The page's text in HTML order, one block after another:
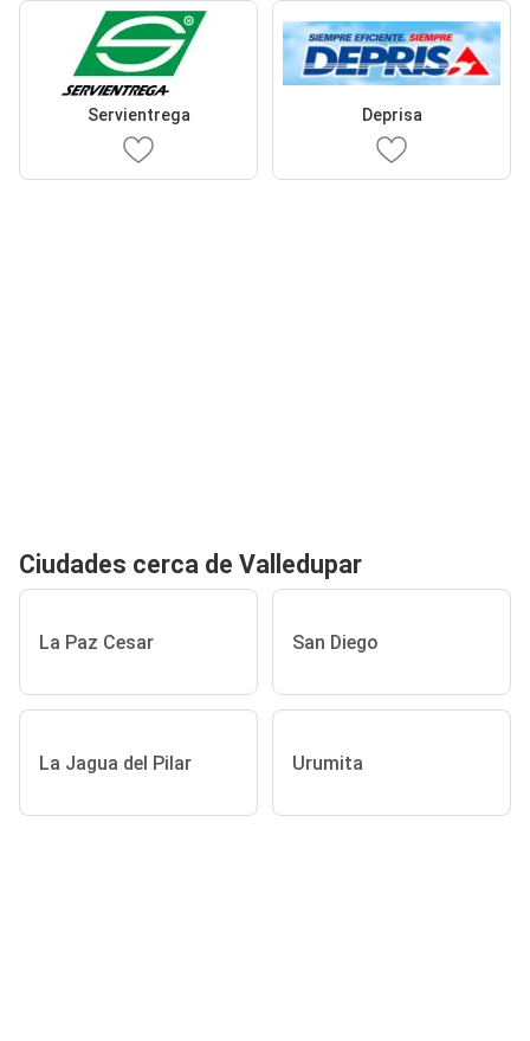
Servientrega Deprisa
Ciudades cerca de Valledupar
La Paz Cesar San Diego
La Jagua del Pilar Urumita